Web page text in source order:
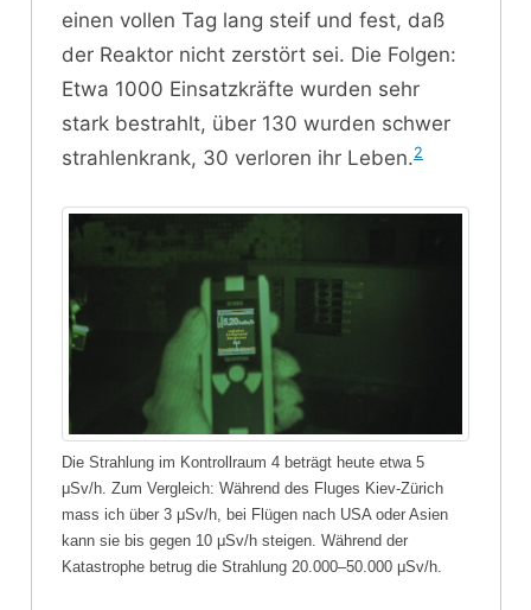
einen vollen Tag lang steif und fest, daß
der Reaktor nicht zerstört sei. Die Folgen:
Etwa 1000 Einsatzkräfte wurden sehr
stark bestrahlt, über 130 wurden schwer
strahlenkrank, 30 verloren ihr Leben.2
Die Strahlung im Kontrollraum 4 beträgt heute etwa 5
μSv/h. Zum Vergleich: Während des Fluges Kiev-Zürich
mass ich über 3 μSv/h, bei Flügen nach USA oder Asien
kann sie bis gegen 10 μSv/h steigen. Während der
Katastrophe betrug die Strahlung 20.000–50.000 μSv/h.